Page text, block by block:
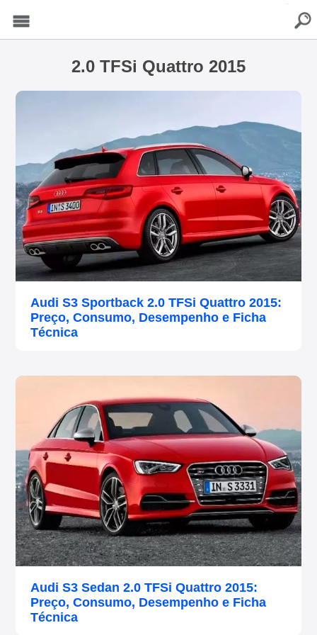
2.0 TFSi Quattro 2015
Audi S3 Sportback 2.0 TFSi Quattro 2015:
Preço, Consumo, Desempenho e Ficha
Técnica
Audi S3 Sedan 2.0 TFSi Quattro 2015:
Preço, Consumo, Desempenho e Ficha
Técnica